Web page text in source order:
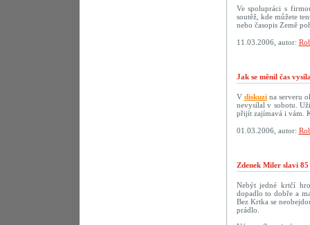
Ve spolupráci s
soutěž, kde můžete
nebo časopis Země
11.03.2006, autor:
Jak se měnil čas
V diskuzina serveru
nevysílal v sobotu.
přijít zajímavá i vám.
01.03.2006, autor:
Zdenek Miler slavi
Nebýt jedné krtčí
dopadlo to dobře a
Bez Krtka se
prádlo.